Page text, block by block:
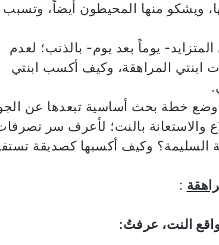
ويشكو منها المحيطون أيضاً،
يوماً بعد يوم- بالذنب؛ لعدم
المراهقة، وكيف أكسب ابنتي
خطة بحث أساسية تبعدها عن
والاستعانة بالنت؛ لأعرف سر
السليمة؟ وكيف أكسبها كصديقة
:
النت، عرفتُ: